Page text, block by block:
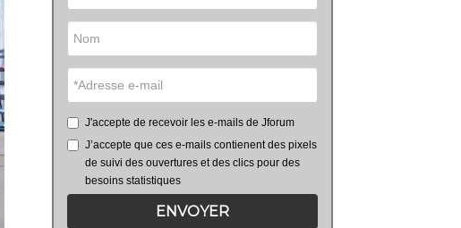
J'accepte de recevoir les e-mails de Jforum
J’accepte que ces e-mails contienent des pixels
de suivi des ouvertures et des clics pour des
besoins statistiques
ENVOYER